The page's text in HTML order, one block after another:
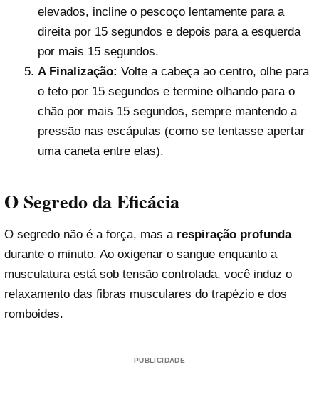
elevados, incline o pescoço lentamente para a
direita por 15 segundos e depois para a esquerda
por mais 15 segundos.
A Finalização: Volte a cabeça ao centro, olhe para
o teto por 15 segundos e termine olhando para o
chão por mais 15 segundos, sempre mantendo a
pressão nas escápulas (como se tentasse apertar
uma caneta entre elas).
O Segredo da Eficácia
O segredo não é a força, mas a respiração profunda
durante o minuto. Ao oxigenar o sangue enquanto a
musculatura está sob tensão controlada, você induz o
relaxamento das fibras musculares do trapézio e dos
romboides.
PUBLICIDADE